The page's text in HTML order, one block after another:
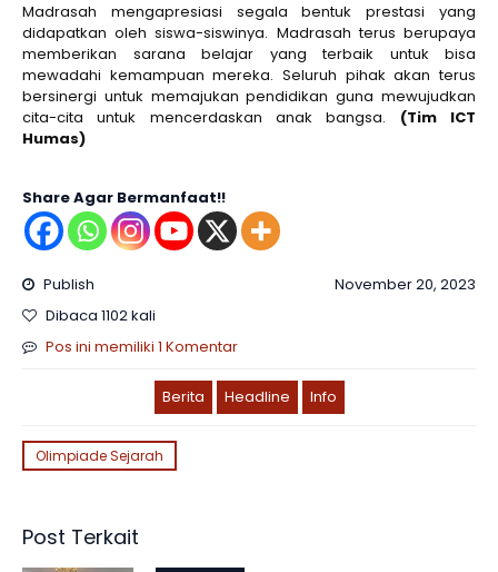
Madrasah mengapresiasi segala bentuk prestasi yang
didapatkan oleh siswa-siswinya. Madrasah terus berupaya
memberikan sarana belajar yang terbaik untuk bisa
mewadahi kemampuan mereka. Seluruh pihak akan terus
bersinergi untuk memajukan pendidikan guna mewujudkan
cita-cita untuk mencerdaskan anak bangsa. (Tim ICT
Humas)
Share Agar Bermanfaat!!
Publish
November 20, 2023
Dibaca 1102 kali
Pos ini memiliki 1 Komentar
Berita Headline Info
Olimpiade Sejarah
Post Terkait